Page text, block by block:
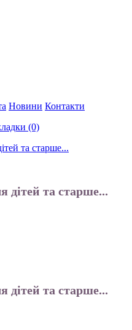
Новини Контакти
(0)
дітей та старше...
дітей та старше...